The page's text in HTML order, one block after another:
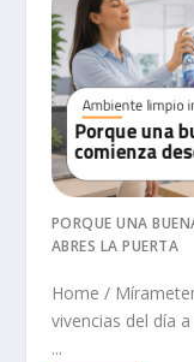
PORQUE UNA
ABRES LA PUERTA
Home /
vivencias del día
...